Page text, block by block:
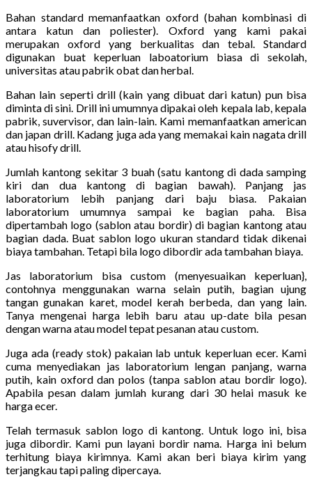
Bahan standard memanfaatkan oxford (bahan kombinasi di
antara katun dan poliester). Oxford yang kami pakai
merupakan oxford yang berkualitas dan tebal. Standard
digunakan buat keperluan laboatorium biasa di sekolah,
universitas atau pabrik obat dan herbal.
Bahan lain seperti drill (kain yang dibuat dari katun) pun bisa
diminta di sini. Drill ini umumnya dipakai oleh kepala lab, kepala
pabrik, suvervisor, dan lain-lain. Kami memanfaatkan american
dan japan drill. Kadang juga ada yang memakai kain nagata drill
atau hisofy drill.
Jumlah kantong sekitar 3 buah (satu kantong di dada samping
kiri dan dua kantong di bagian bawah). Panjang jas
laboratorium lebih panjang dari baju biasa. Pakaian
laboratorium umumnya sampai ke bagian paha. Bisa
dipertambah logo (sablon atau bordir) di bagian kantong atau
bagian dada. Buat sablon logo ukuran standard tidak dikenai
biaya tambahan. Tetapi bila logo dibordir ada tambahan biaya.
Jas laboratorium bisa custom (menyesuaikan keperluan},
contohnya menggunakan warna selain putih, bagian ujung
tangan gunakan karet, model kerah berbeda, dan yang lain.
Tanya mengenai harga lebih baru atau up-date bila pesan
dengan warna atau model tepat pesanan atau custom.
Juga ada (ready stok) pakaian lab untuk keperluan ecer. Kami
cuma menyediakan jas laboratorium lengan panjang, warna
putih, kain oxford dan polos (tanpa sablon atau bordir logo).
Apabila pesan dalam jumlah kurang dari 30 helai masuk ke
harga ecer.
Telah termasuk sablon logo di kantong. Untuk logo ini, bisa
juga dibordir. Kami pun layani bordir nama. Harga ini belum
terhitung biaya kirimnya. Kami akan beri biaya kirim yang
terjangkau tapi paling dipercaya.